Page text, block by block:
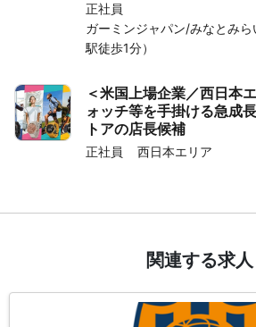
正社員
ガーミンジャパン/みなとみ
駅徒歩1分）
＜米国上場企業／西日本
ォッチ等を手掛ける急成
トアの店長候補
正社員 西日本エリア
関連する求人